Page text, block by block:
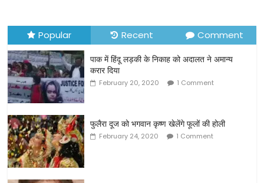
Popular Recent Comment
पाक में हिंदू लड़की के निकाह को अदालत ने अमान्य
करार दिया
February 20, 2020 1 Comment
फुलैरा दूज को भगवान कृष्ण खेलेंगे फूलों की होली
February 24, 2020 1 Comment